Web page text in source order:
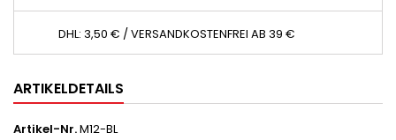
DHL: 3,50 € / VERSANDKOSTENFREI AB 39 €
ARTIKELDETAILS
Artikel-Nr.M12-BL